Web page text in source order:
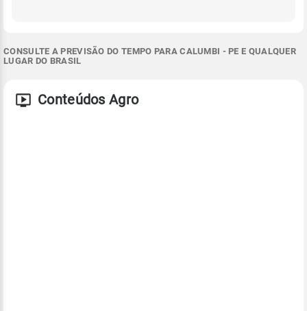
CONSULTE A PREVISÃO DO TEMPO PARA CALUMBI - PE E QUALQUER
LUGAR DO BRASIL
Conteúdos Agro